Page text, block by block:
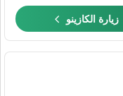
زيارة الكازينو